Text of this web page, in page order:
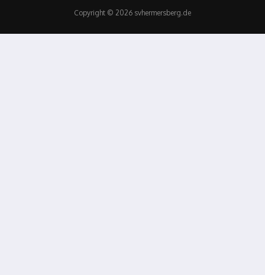
Copyright © 2026 svhermersberg.de